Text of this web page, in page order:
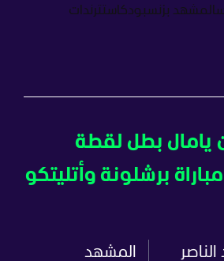
المشهد بزنسبودكاستترندات
يامال بطل لقطة
برشلونة وأتليتكو
المشهد